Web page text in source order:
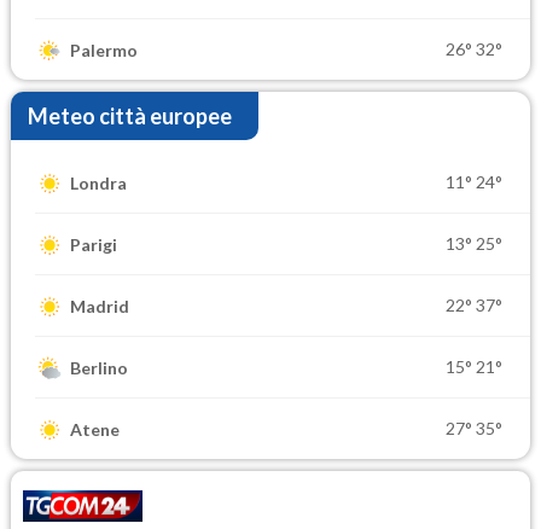
Palermo 26° 32°
Meteo città europee
Londra 11° 24°
Parigi 13° 25°
Madrid 22° 37°
Berlino 15° 21°
Atene 27° 35°